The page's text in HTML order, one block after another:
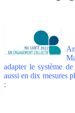
adapter le système
aussi en dix mesures
: